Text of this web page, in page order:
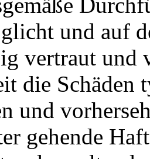
und auf
vertraut und
die Schäden
und
gehende